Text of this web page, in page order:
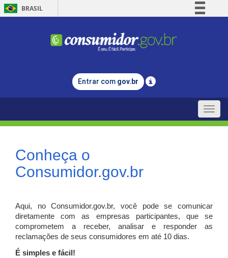
BRASIL
Comunica BR
Legislação
Entrar com gov.br
Toggle
Conheça o
Consumidor.gov.br
Aqui, no Consumidor.gov.br, você pode se comunicar
diretamente com as empresas participantes, que se
comprometem a receber, analisar e responder as
reclamações de seus consumidores em até 10 dias.
É simples e fácil!